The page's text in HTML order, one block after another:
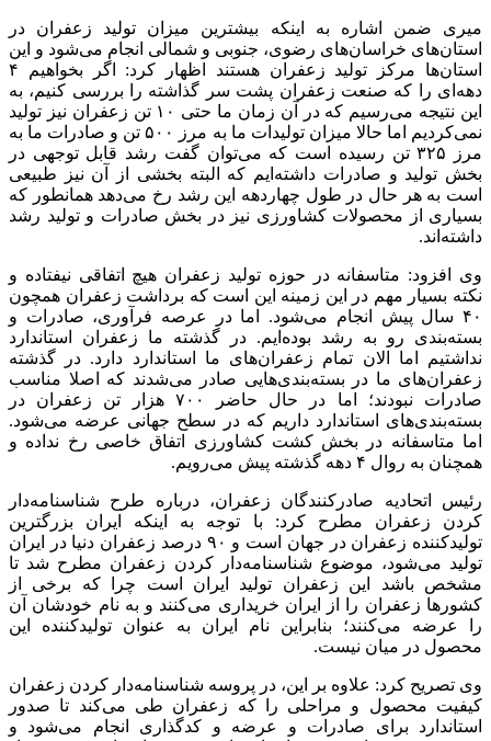
میری ضمن اشاره به اینکه بیشترین میزان تولید زعفران در
استان‌های خراسان‌های رضوی، جنوبی و شمالی انجام می‌شود و این
استان‌ها مرکز تولید زعفران هستند اظهار کرد: اگر بخواهیم ۴
دهه‌ای را که صنعت زعفران پشت سر گذاشته را بررسی کنیم، به
این نتیجه می‌رسیم که در آن زمان ما حتی ۱۰ تن زعفران نیز تولید
نمی‌کردیم اما حالا میزان تولیدات ما به مرز ۵۰۰ تن و صادرات ما به
مرز ۳۲۵ تن رسیده است که می‌توان گفت رشد قابل توجهی در
بخش تولید و صادرات داشته‌ایم که البته بخشی از آن نیز طبیعی
است به هر حال در طول چهاردهه این رشد رخ می‌دهد همانطور که
بسیاری از محصولات کشاورزی نیز در بخش صادرات و تولید رشد
داشته‌اند.
وی افزود: متاسفانه در حوزه تولید زعفران هیچ اتفاقی نیفتاده و
نکته بسیار مهم در این زمینه این است که برداشت زعفران همچون
۴۰ سال پیش انجام می‌شود. اما در عرصه فرآوری، صادرات و
بسته‌بندی رو به رشد بوده‌ایم. در گذشته ما زعفران استاندارد
نداشتیم اما الان تمام زعفران‌های ما استاندارد دارد. در گذشته
زعفران‌های ما در بسته‌بندی‌هایی صادر می‌شدند که اصلا مناسب
صادرات نبودند؛ اما در حال حاضر ۷۰۰ هزار تن زعفران در
بسته‌بندی‌های استاندارد داریم که در سطح جهانی عرضه می‌شود.
اما متاسفانه در بخش کشت کشاورزی اتفاق خاصی رخ نداده و
همچنان به روال ۴ دهه گذشته پیش می‌رویم.
رئیس اتحادیه صادرکنندگان زعفران، درباره طرح شناسنامه‌دار
کردن زعفران مطرح کرد: با توجه به اینکه ایران بزرگترین
تولیدکننده زعفران در جهان است و ۹۰ درصد زعفران دنیا در ایران
تولید می‌شود، موضوع شناسنامه‌دار کردن زعفران مطرح شد تا
مشخص باشد این زعفران تولید ایران است چرا که برخی از
کشورها زعفران را از ایران خریداری می‌کنند و به نام خودشان آن
را عرضه می‌کنند؛ بنابراین نام ایران به عنوان تولیدکننده این
محصول در میان نیست.
وی تصریح کرد: علاوه بر این، در پروسه شناسنامه‌دار کردن زعفران
کیفیت محصول و مراحلی را که زعفران طی می‌کند تا صدور
استاندارد برای صادرات و عرضه و کدگذاری انجام می‌شود و